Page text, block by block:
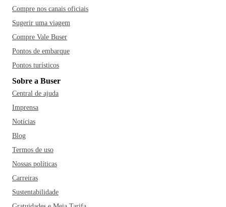
Compre nos canais oficiais
Sugerir uma viagem
Compre Vale Buser
Pontos de embarque
Pontos turísticos
Sobre a Buser
Central de ajuda
Imprensa
Notícias
Blog
Termos de uso
Nossas políticas
Carreiras
Sustentabilidade